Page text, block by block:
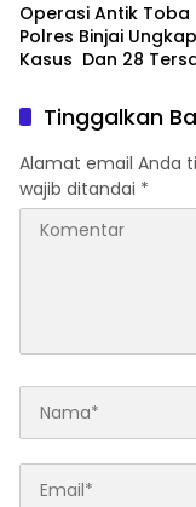
Operasi Antik Toba
Polres Binjai
Kasus Dan 28
Komitmen Perangi
Narkoba Di Wilayah
Hukumnya
Tinggalkan
Alamat email Anda
wajib ditandai *